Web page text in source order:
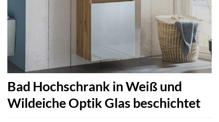
Bad Hochschrank in Weiß und
Wildeiche Optik Glas beschichtet